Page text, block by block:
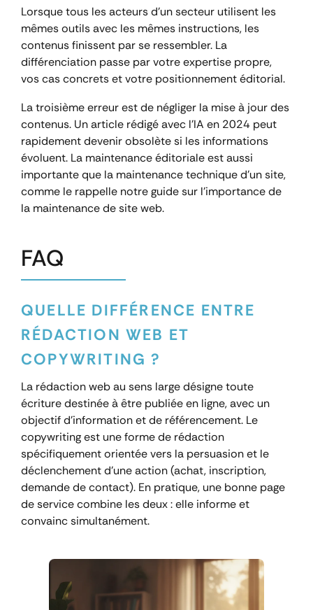
Lorsque tous les acteurs d’un secteur utilisent les
mêmes outils avec les mêmes instructions, les
contenus finissent par se ressembler. La
différenciation passe par votre expertise propre,
vos cas concrets et votre positionnement éditorial.
La troisième erreur est de négliger la mise à jour des
contenus. Un article rédigé avec l’IA en 2024 peut
rapidement devenir obsolète si les informations
évoluent. La maintenance éditoriale est aussi
importante que la maintenance technique d’un site,
comme le rappelle notre guide sur l’importance de
la maintenance de site web.
FAQ
QUELLE DIFFÉRENCE ENTRE
RÉDACTION WEB ET
COPYWRITING ?
La rédaction web au sens large désigne toute
écriture destinée à être publiée en ligne, avec un
objectif d’information et de référencement. Le
copywriting est une forme de rédaction
spécifiquement orientée vers la persuasion et le
déclenchement d’une action (achat, inscription,
demande de contact). En pratique, une bonne page
de service combine les deux : elle informe et
convainc simultanément.